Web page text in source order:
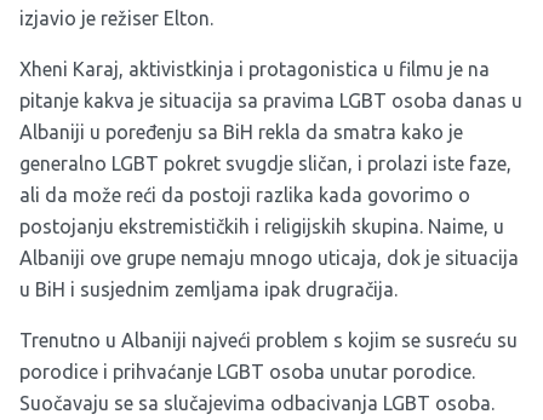
izjavio je režiser Elton.
Xheni Karaj, aktivistkinja i protagonistica u filmu je na
pitanje kakva je situacija sa pravima LGBT osoba danas u
Albaniji u poređenju sa BiH rekla da smatra kako je
generalno LGBT pokret svugdje sličan, i prolazi iste faze,
ali da može reći da postoji razlika kada govorimo o
postojanju ekstremističkih i religijskih skupina. Naime, u
Albaniji ove grupe nemaju mnogo uticaja, dok je situacija
u BiH i susjednim zemljama ipak drugračija.
Trenutno u Albaniji najveći problem s kojim se susreću su
porodice i prihvaćanje LGBT osoba unutar porodice.
Suočavaju se sa slučajevima odbacivanja LGBT osoba.